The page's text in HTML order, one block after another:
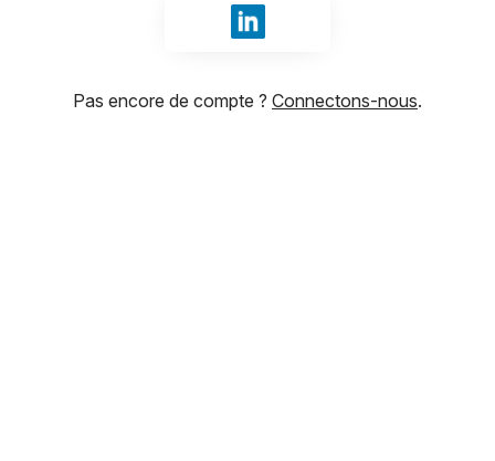
Se connecter avec LinkedIn
Pas encore de compte ? Connectons-nous.